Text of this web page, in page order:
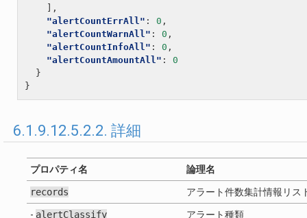
],
"alertCountErrAll" : 0 ,
"alertCountWarnAll" : 0 ,
"alertCountInfoAll" : 0 ,
"alertCountAmountAll" :
0
}
}
6.1.9.12.5.2.2. 詳細
プロパティ名 論理名
records アラート件数集計情報リス
- alertClassify アラート種類